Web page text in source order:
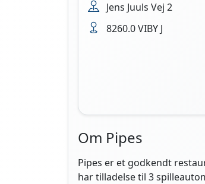
Jens Juuls Vej 2
8260.0 VIBY J
Om Pipes
Pipes er et godkendt
har tilladelse til 3